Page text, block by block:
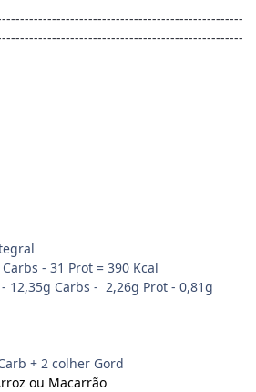
- 31 Prot = 390 Kcal
12,35g Carbs - 2,26g Prot - 0,81g
+ 2 colher Gord
ou Macarrão